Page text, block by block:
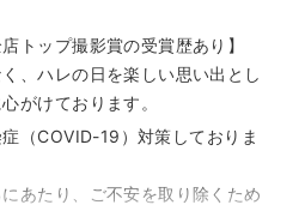
トップ撮影賞の受賞歴あり】
、ハレの日を楽しい思い出とし
がけております。
症（COVID-19）対策しておりま
あたり、ご不安を取り除くため